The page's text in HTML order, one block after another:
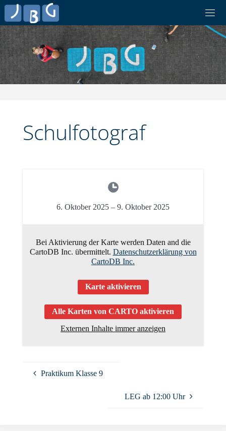
Skip
to
content
Schulfotograf
6. Oktober 2025 – 9. Oktober 2025
Bei Aktivierung der Karte werden Daten and die
CartoDB Inc. übermittelt. Datenschutzerklärung von
CartoDB Inc.
Karte aktivieren
Alle Karten von CARTO aktivieren
Externen Inhalte immer anzeigen
Praktikum Klasse 9
LEG ab 12:00 Uhr